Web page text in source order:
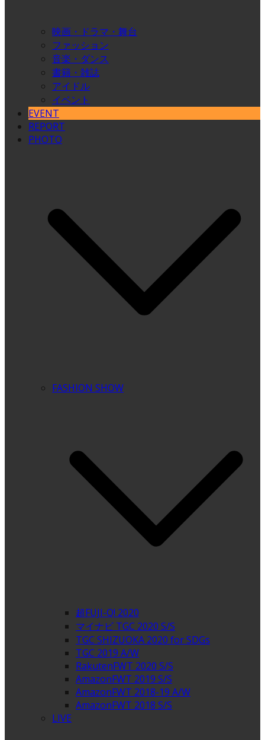
映画・ドラマ・舞台
ファッション
音楽・ダンス
書籍・雑誌
アイドル
イベント
EVENT
REPORT
PHOTO
FASHION SHOW
超FUJI-Q! 2020
マイナビ TGC 2020 S/S
TGC SHIZUOKA 2020 for SDGs
TGC 2019 A/W
RakutenFWT 2020 S/S
AmazonFWT 2019 S/S
AmazonFWT 2018-19 A/W
AmazonFWT 2018 S/S
LIVE